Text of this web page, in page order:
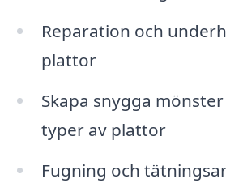
Reparation och
plattor
Skapa snygga
typer av plattor
Fugning och